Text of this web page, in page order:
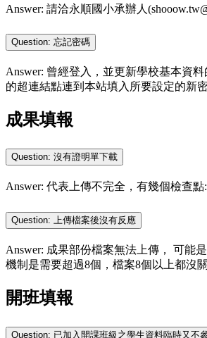
Answer: 請洽永順國小承辦人
Question: 忘記密碼
Answer: 曾經登入，並更新學校基本資
的超連結點連到本站填入所要設定的新
成果填報
Question: 沒有證明單下載
Answer: 代表上傳不完全，有幾個檢查
Question: 上傳檔案後沒有反應
Answer: 成果部份檔案無法上傳， 可能
機制是需要超過8個，檔案8個以上都沒
開班填報
Question: 已加入開課班級之學生資料臨時又不